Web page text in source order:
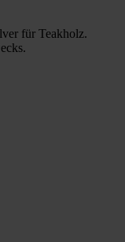
für Teakholz.